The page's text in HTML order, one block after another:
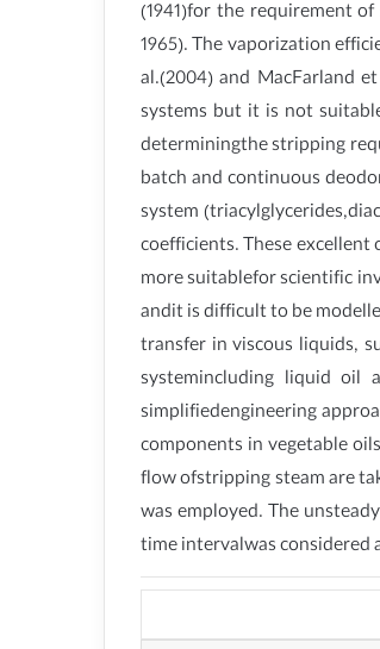
(1941)for the requirement
1965). The vaporization
al.(2004) and MacFarland
systems but it is not
determiningthe stripping
batch and continuous
system
coefficients. These
more suitablefor scientific
andit is difficult to be
transfer in viscous liquids,
systemincluding liquid oil
simplifiedengineering
components in vegetable
flow ofstripping steam are
was employed. The
time intervalwas considered